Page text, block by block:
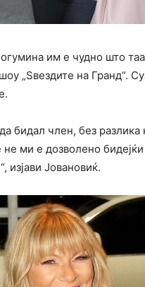
им е чудно што
„Ѕвездите на Гранд“.
бидал член, без
ми е дозволено
изјави Јовановиќ.